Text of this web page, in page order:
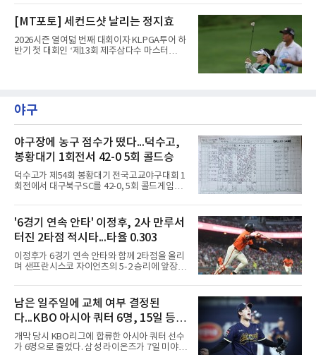
제주도 서귀포시에 위치한 테디밸리 골프앤리조
트(파72/6,767야드)에서 열리고 있다.8일 현재
3라운드 경기가 펼쳐지고 있다.한아름이 1번 홀
에서 경기하고 있다.
[MT포토] 세컨드샷 날리는 정지효
2026시즌 열여덟 번째 대회이자 KLPGA투어 하
반기 첫 대회인 ‘제13회 제주삼다수 마스터
에서 경기하고 있다.
야구
야구장에 농구 점수가 떴다...덕수고,
봉황대기 1회전서 42-0 5회 콜드승
덕수고가 제54회 봉황대기 전국고교야구대회 1
회전에서 대구북구SC를 42-0, 5회 콜드게임으
경기에서 덕수고는 1회 5점, 2회 3점, 3회 10점
으로 18-0을 만든 뒤 4회 21점, 5회 3점을 보탰
다. 팀 안타 34개, 볼넷 12개를 기록했다.7번 타
자 유격수 홍주용은 4회 홈런 2개를 포함해 6타
수 6안타 3타점 4득점을 올렸고, 조원빈은 6타
수 6안타 5타점, 박종혁은 5타수 5안타 3타점을
남겼다. 선발 최희성은 5이닝 2피안타 무사사구
20안타 21실점했다.덕수고는 지난 4월 신세계
이마트배와 지난달 대통령배를
'6경기 연속 안타' 이정후, 2사 만루서
터진 2타점 적시타...타율 0.303
이정후가 6경기 연속 안타와 함께 2타점을 올리
며 샌프란시스코 자이언츠의 5-2 승리에 앞장섰
오라클파크에서 열린 2026 MLB 디트로이트 타
이거스전에 2번 타자 우익수로 선발 출전해 3타
수 1안타 1볼넷 2타점 1득점을 기록했다. 시즌
타율은 0.303(402타수 122안타). 1회말 1사에서
상대 선발 카이더 몬테로에게 볼넷을 골라 나간
뒤 라파엘 데버스의 중월 홈런 때 득점했고, 2-2
이던 2회말 2사 만루에서는 몬테로의 3구째 낮
남은 일주일에 교체 여부 결정된
다...KBO 아시아 쿼터 6명, 15일 등록
시한이 분수령
개막 당시 KBO리그에 합류한 아시아 쿼터 선수
가 6명으로 줄었다. 삼성 라이온즈가 7일 미야지